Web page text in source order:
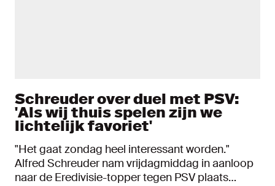
Schreuder over duel met PSV:
'Als wij thuis spelen zijn we
lichtelijk favoriet'
"Het gaat zondag heel interessant worden."
Alfred Schreuder nam vrijdagmiddag in aanloop
naar de Eredivisie-topper tegen PSV plaats